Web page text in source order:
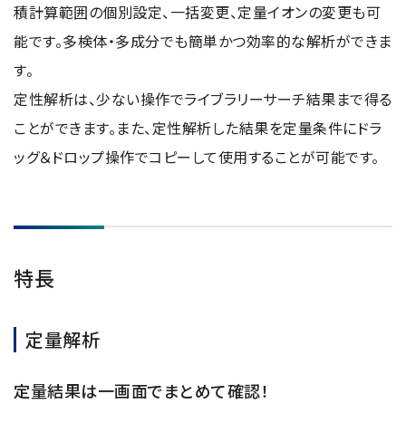
GC-MS
MALDI-TOFMS
マルチイオン化-未知物質解析システム JMS-T2000GC
MultiAnalyzer
GC-MS用前処理装置
電子ビーム描画装置 (可変・スポット)
クライオ電子顕微鏡
透過電子顕微鏡 (TEM)
微細な世界（電子顕微鏡画像集）
コラム
積計算範囲の個別設定、一括変更、定量イオンの変更も可
能です。多検体・多成分でも簡単かつ効率的な解析ができま
す。
定性解析は、少ない操作でライブラリーサーチ結果まで得る
ことができます。また、定性解析した結果を定量条件にドラ
ッグ＆ドロップ操作でコピーして使用することが可能です。
特長
定量解析
定量結果は一画面でまとめて確認！